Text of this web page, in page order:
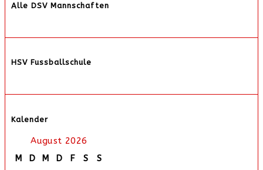
Alle DSV Mannschaften
HSV Fussballschule
Kalender
August 2026
M
D M D F S
S